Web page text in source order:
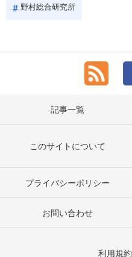
野村総合研究所
記事一覧
このサイトについて
プライバシーポリシー
お問い合わせ
利用規約